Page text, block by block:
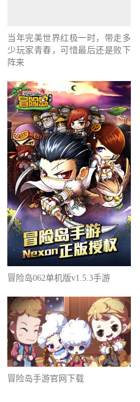
当年完美世界红极一时，带走多
少玩家青春，可惜最后还是败下
阵来
冒险岛062单机版v1.5.3手游
冒险岛手游官网下载